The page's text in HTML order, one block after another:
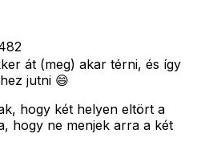
át (meg) akar térni, és így
jutni 😄
hogy két helyen eltört a
hogy ne menjek arra a két